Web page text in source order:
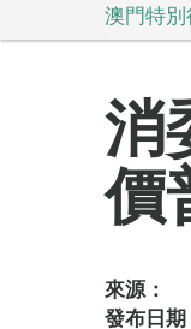
澳門特
消
價
來源：
發布日期